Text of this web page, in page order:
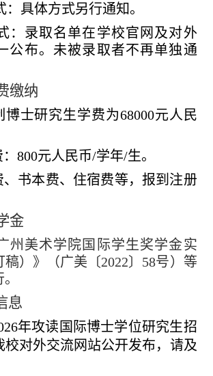
：具体方式另行通知。
：录取名单在学校官网及对外
公布。未被录取者不再单独通
缴纳
博士研究生学费为68000元人民
：800元人民币/学年/生。
、书本费、住宿费等，报到注册
金
州美术学院国际学生奖学金实
）》（广美〔2022〕 58号）等
息
年攻读国际博士学位研究生招
校对外交流网站公开发布，请及